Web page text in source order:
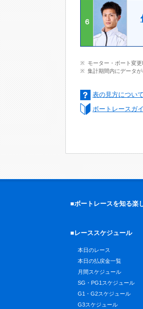
６
モーター・ボート変更
集計期間内にデータが
表の見方について
ボートレースガ
■ボートレースを知る楽
■レーススケジュール
本日のレース
本日の払戻金一覧
月間スケジュール
SG・PG1スケジュール
G1・G2スケジュール
G3スケジュール